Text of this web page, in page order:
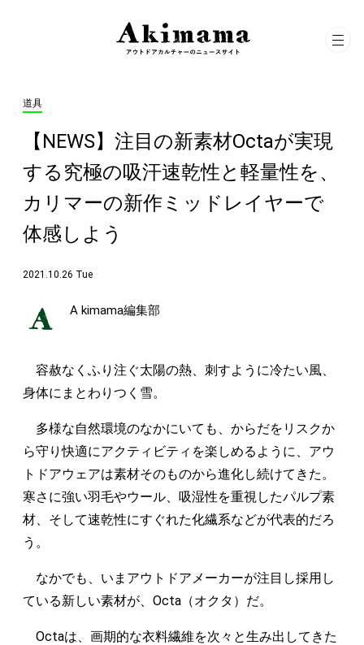
道具
【NEWS】注目の新素材Octaが実現
する究極の吸汗速乾性と軽量性を、
カリマーの新作ミッドレイヤーで
体感しよう
2021.10.26 Tue
A kimama編集部
容赦なくふり注ぐ太陽の熱、刺すように冷たい風、
身体にまとわりつく雪。
多様な自然環境のなかにいても、からだをリスクか
ら守り快適にアクティビティを楽しめるように、アウ
トドアウェアは素材そのものから進化し続けてきた。
寒さに強い羽毛やウール、吸湿性を重視したパルプ素
材、そして速乾性にすぐれた化繊系などが代表的だろ
う。
なかでも、いまアウトドアメーカーが注目し採用し
ている新しい素材が、Octa（オクタ）だ。
Octaは、画期的な衣料繊維を次々と生み出してきた